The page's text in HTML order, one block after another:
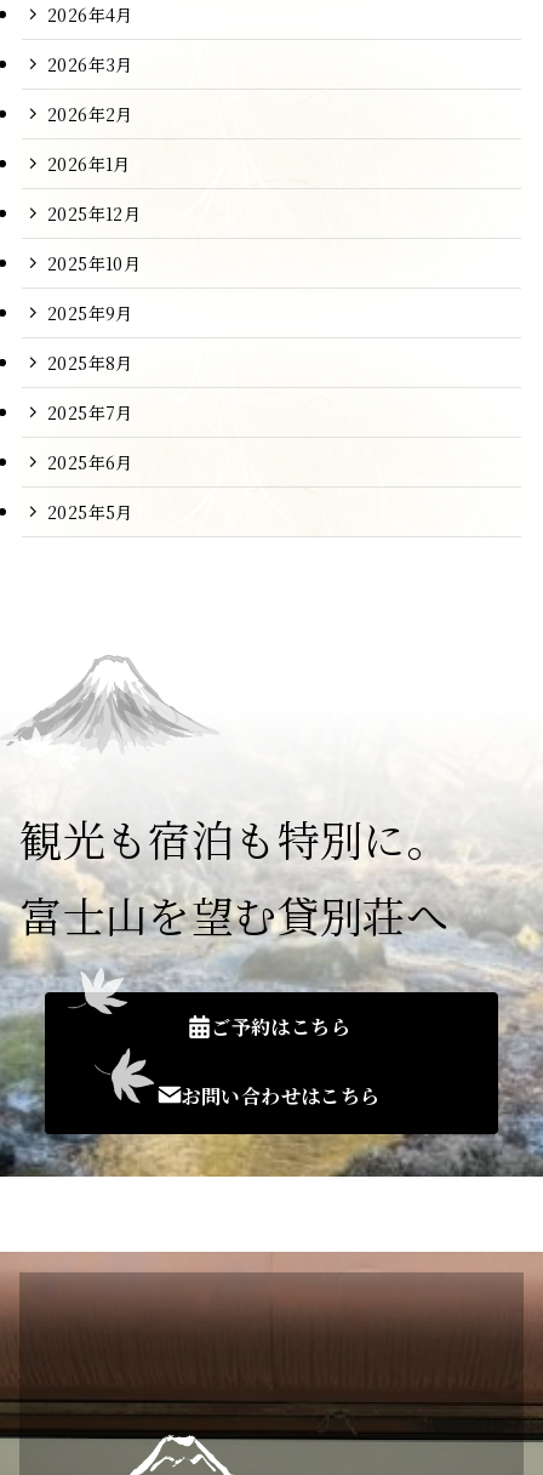
2026年4月
2026年3月
2026年2月
2026年1月
2025年12月
2025年10月
2025年9月
2025年8月
2025年7月
2025年6月
2025年5月
観光も宿泊も特別に。
富士山を望む貸別荘へ
ご予約はこちら
お問い合わせはこちら